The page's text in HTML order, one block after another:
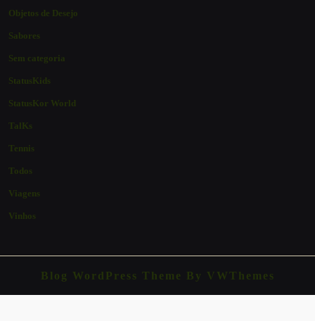
Objetos de Desejo
Sabores
Sem categoria
StatusKids
StatusKor World
TalKs
Tennis
Todos
Viagens
Vinhos
Blog WordPress Theme By VWThemes